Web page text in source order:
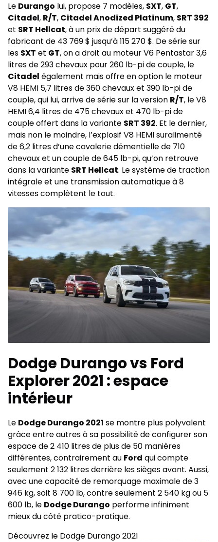
Le Durango lui, propose 7 modèles, SXT, GT,
Citadel, R/T, Citadel Anodized Platinum, SRT 392
et SRT Hellcat, à un prix de départ suggéré du
fabricant de 43 769 $ jusqu’à 115 270 $. De série sur
les SXT et GT, on a droit au moteur V6 Pentastar 3,6
litres de 293 chevaux pour 260 lb-pi de couple, le
Citadel également mais offre en option le moteur
V8 HEMI 5,7 litres de 360 chevaux et 390 lb-pi de
couple, qui lui, arrive de série sur la version R/T, le V8
HEMI 6,4 litres de 475 chevaux et 470 lb-pi de
couple offert dans la variante SRT 392. Et le dernier,
mais non le moindre, l’explosif V8 HEMI suralimenté
de 6,2 litres d’une cavalerie démentielle de 710
chevaux et un couple de 645 lb-pi, qu’on retrouve
dans la variante SRT Hellcat. Le système de traction
intégrale et une transmission automatique à 8
vitesses complètent le tout.
Dodge Durango vs Ford
Explorer 2021 : espace
intérieur
Le Dodge Durango 2021 se montre plus polyvalent
grâce entre autres à sa possibilité de configurer son
espace de 2 410 litres de plus de 50 manières
différentes, contrairement au Ford qui compte
seulement 2 132 litres derrière les sièges avant. Aussi,
avec une capacité de remorquage maximale de 3
946 kg, soit 8 700 lb, contre seulement 2 540 kg ou 5
600 lb, le Dodge Durango performe infiniment
mieux du côté pratico-pratique.
Découvrez le Dodge Durango 2021